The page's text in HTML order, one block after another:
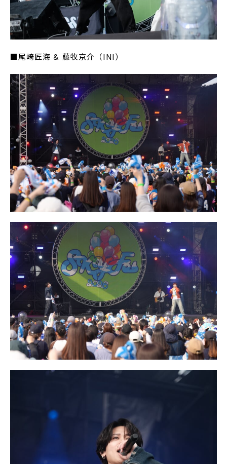
■尾崎匠海 ＆ 藤牧京介（INI）